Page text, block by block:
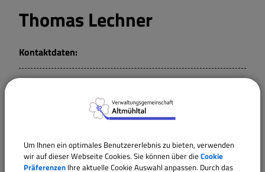
Thomas Lechner
Kontaktdaten:
Rechnungsprüfungsausschuss Dittenheim
Gemeinderat Dittenheim
Um Ihnen ein optimales Benutzererlebnis zu bieten, verwenden
wir auf dieser Webseite Cookies. Sie können über die Cookie
Präferenzen Ihre aktuelle Cookie Auswahl anpassen. Durch das